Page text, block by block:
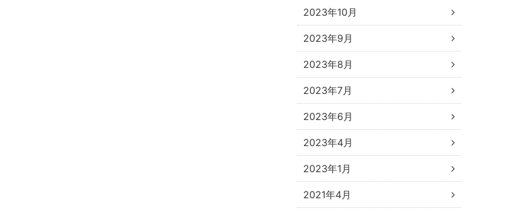
2023年10月
2023年9月
2023年8月
2023年7月
2023年6月
2023年4月
2023年1月
2021年4月